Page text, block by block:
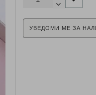
УВЕДОМИ МЕ ЗА